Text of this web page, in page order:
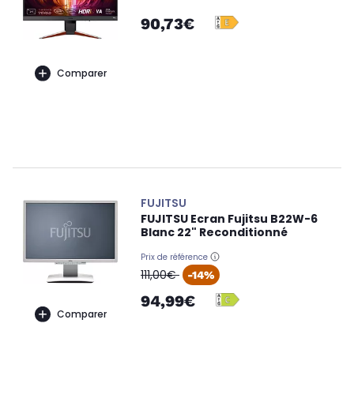
Comparer
90,73€
Comparer
FUJITSU
FUJITSU Ecran Fujitsu B22W-6
Blanc 22" Reconditionné
Prix de référence
oldPrice
111,00€ -14%
94,99€